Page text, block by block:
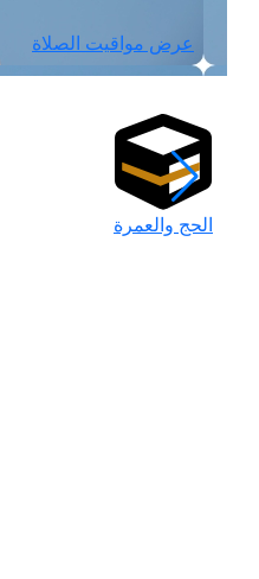
عرض مواقيت الصلاة
الحج والعمرة